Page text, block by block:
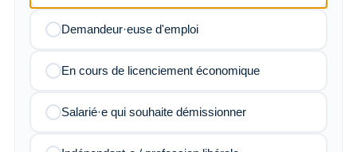
Demandeur·euse d'emploi
En cours de licenciement économique
Salarié·e qui souhaite démissionner